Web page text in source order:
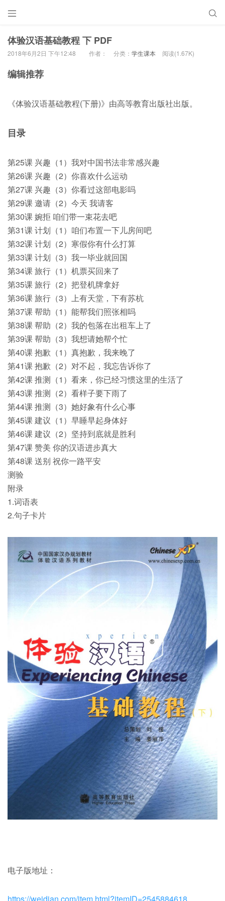
 
体验汉语基础教程 下 PDF
2018年6月2日 下午12:48 作者： 分类： 学生课本 阅读(1.67K)
编辑推荐
《体验汉语基础教程(下册)》由高等教育出版社出版。
目录
第25课 兴趣（1）我对中国书法非常感兴趣
第26课 兴趣（2）你喜欢什么运动
第27课 兴趣（3）你看过这部电影吗
第29课 邀请（2）今天 我请客
第30课 婉拒 咱们带一束花去吧
第31课 计划（1）咱们布置一下儿房间吧
第32课 计划（2）寒假你有什么打算
第33课 计划（3）我一毕业就回国
第34课 旅行（1）机票买回来了
第35课 旅行（2）把登机牌拿好
第36课 旅行（3）上有天堂，下有苏杭
第37课 帮助（1）能帮我们照张相吗
第38课 帮助（2）我的包落在出租车上了
第39课 帮助（3）我想请她帮个忙
第40课 抱歉（1）真抱歉，我来晚了
第41课 抱歉（2）对不起，我忘告诉你了
第42课 推测（1）看来，你已经习惯这里的生活了
第43课 推测（2）看样子要下雨了
第44课 推测（3）她好象有什么心事
第45课 建议（1）早睡早起身体好
第46课 建议（2）坚持到底就是胜利
第47课 赞美 你的汉语进步真大
第48课 送别 祝你一路平安
测验
附录
1.词语表
2.句子卡片
电子版地址：